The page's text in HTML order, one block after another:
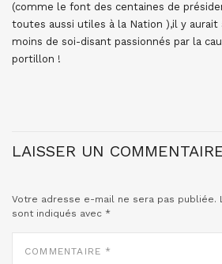
(comme le font des centaines de
toutes aussi utiles à la Nation ),il y aurait
moins de soi-disant passionnés par la
portillon !
LAISSER UN
Votre adresse e-mail ne sera pas publiée.
sont indiqués avec *